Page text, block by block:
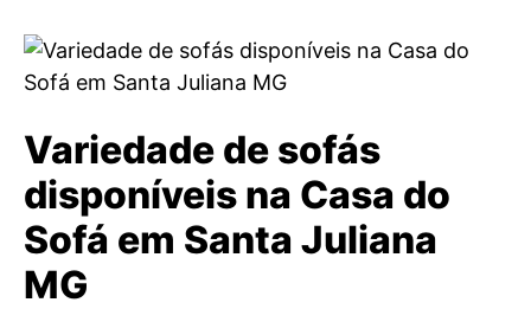
Variedade de sofás
disponíveis na Casa do
Sofá em Santa Juliana
MG